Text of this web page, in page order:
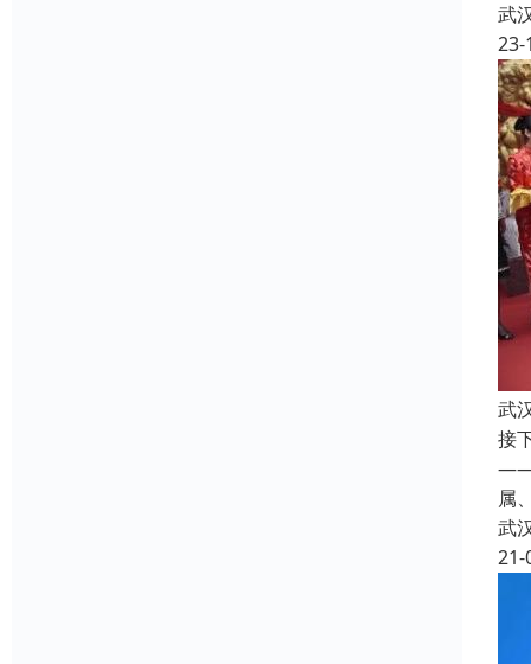
武
23-
武
接
——
属
武
21-